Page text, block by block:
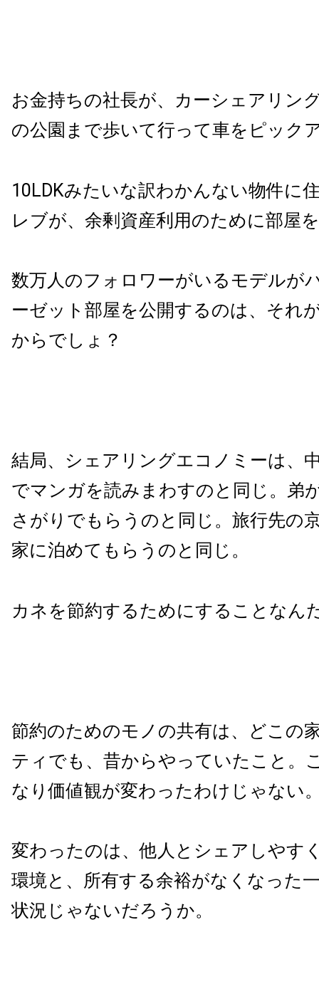
お金持ちの社長が、カーシェアリン
の公園まで歩いて行って車をピック
10LDKみたいな訳わかんない物件に
レブが、余剰資産利用のために部屋
数万人のフォロワーがいるモデルが
ーゼット部屋を公開するのは、それ
からでしょ？
結局、シェアリングエコノミーは、
でマンガを読みまわすのと同じ。弟
さがりでもらうのと同じ。旅行先の
家に泊めてもらうのと同じ。
カネを節約するためにすることなん
節約のためのモノの共有は、どこの
ティでも、昔からやっていたこと。
なり価値観が変わったわけじゃない
変わったのは、他人とシェアしやす
環境と、所有する余裕がなくなった
状況じゃないだろうか。